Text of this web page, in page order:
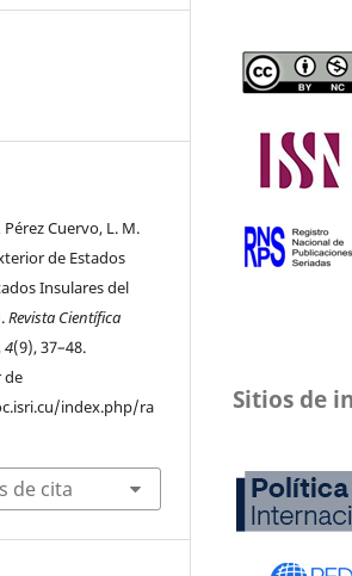
Cuervo, L. M.
de Estados
Insulares del
Revista Científica
4(9), 37–48.
de
index.php/ra
de cita
Sitios de